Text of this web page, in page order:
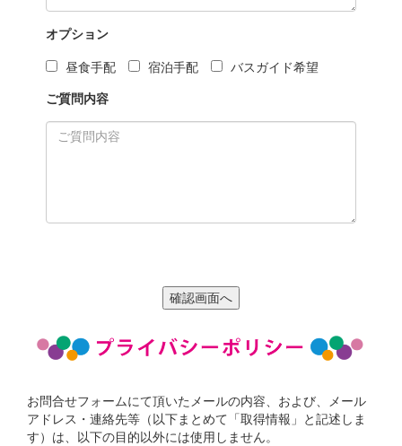
オプション
昼食手配 宿泊手配 バスガイド希望
ご質問内容
お問合せフォームにて頂いたメールの内容、および、メール
アドレス・連絡先等（以下まとめて「取得情報」と記述しま
す）は、以下の目的以外には使用しません。